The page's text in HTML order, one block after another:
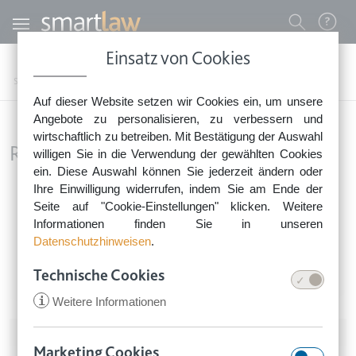
Einsatz von Cookies
Auf dieser Website setzen wir Cookies ein, um unsere
Angebote zu personalisieren, zu verbessern und
wirtschaftlich zu betreiben. Mit Bestätigung der Auswahl
willigen Sie in die Verwendung der gewählten Cookies
ein. Diese Auswahl können Sie jederzeit ändern oder
Ihre Einwilligung widerrufen, indem Sie am Ende der
Seite auf "Cookie-Einstellungen" klicken. Weitere
Informationen finden Sie in unseren
Datenschutzhinweisen.
Technische Cookies
i Weitere Informationen
Direkt zum Inhalt
0800 - 268 4 268 (kostenfrei)
Sie erreichen unser Service-Team:
Montag bis Freitag: 8-18 Uhr
Keine Rechtsberatung.
Benutzermenü
Startseite
Rechte des Vermieters
Image